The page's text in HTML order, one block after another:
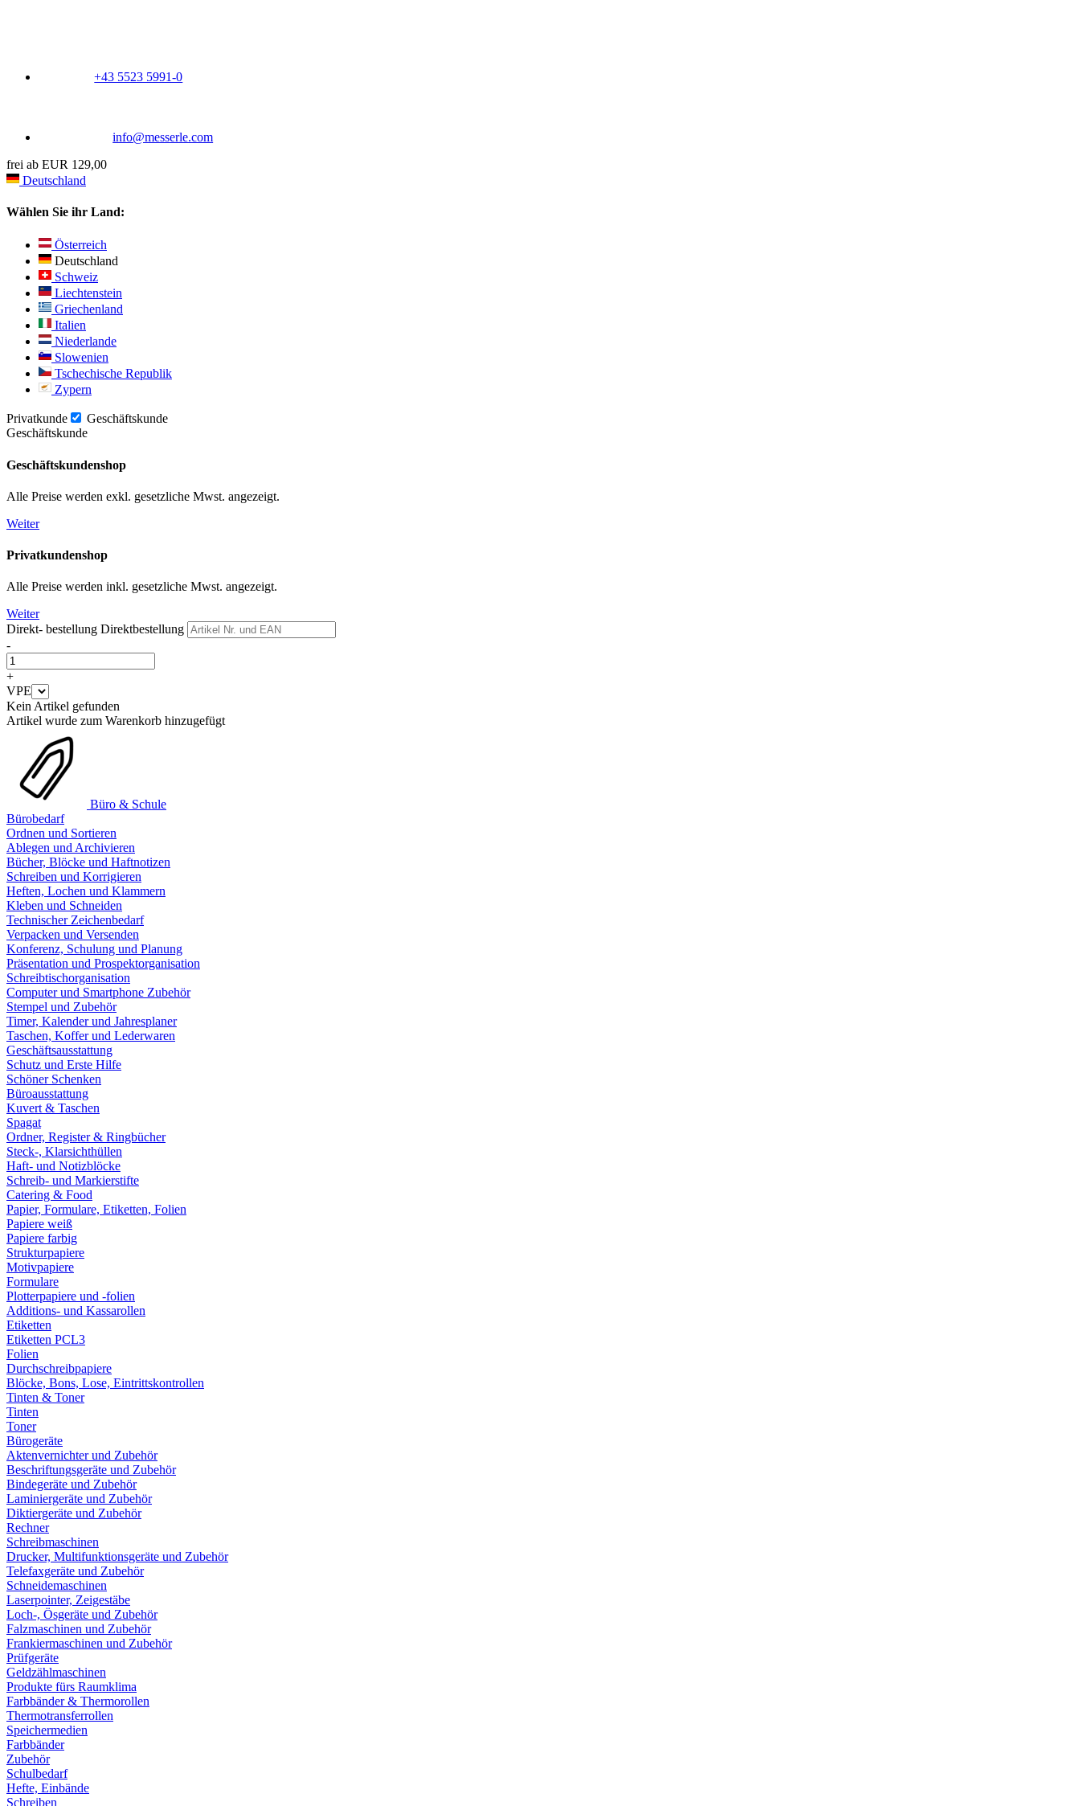
+43 5523 5991-0
info@messerle.com
frei ab EUR 129,00
Deutschland
Wählen Sie ihr Land:
Österreich
Deutschland
Schweiz
Liechtenstein
Griechenland
Italien
Niederlande
Slowenien
Tschechische Republik
Zypern
Privatkunde
Geschäftskunde
Geschäftskunde
Geschäftskundenshop
Alle Preise werden exkl. gesetzliche Mwst. angezeigt.
Weiter
Privatkundenshop
Alle Preise werden inkl. gesetzliche Mwst. angezeigt.
Weiter
Direkt- bestellung Direktbestellung
-
+
VPE
Kein Artikel gefunden
Artikel wurde zum Warenkorb hinzugefügt
Büro & Schule
Bürobedarf
Ordnen und Sortieren
Ablegen und Archivieren
Bücher, Blöcke und Haftnotizen
Schreiben und Korrigieren
Heften, Lochen und Klammern
Kleben und Schneiden
Technischer Zeichenbedarf
Verpacken und Versenden
Konferenz, Schulung und Planung
Präsentation und Prospektorganisation
Schreibtischorganisation
Computer und Smartphone Zubehör
Stempel und Zubehör
Timer, Kalender und Jahresplaner
Taschen, Koffer und Lederwaren
Geschäftsausstattung
Schutz und Erste Hilfe
Schöner Schenken
Büroausstattung
Kuvert & Taschen
Spagat
Ordner, Register & Ringbücher
Steck-, Klarsichthüllen
Haft- und Notizblöcke
Schreib- und Markierstifte
Catering & Food
Papier, Formulare, Etiketten, Folien
Papiere weiß
Papiere farbig
Strukturpapiere
Motivpapiere
Formulare
Plotterpapiere und -folien
Additions- und Kassarollen
Etiketten
Etiketten PCL3
Folien
Durchschreibpapiere
Blöcke, Bons, Lose, Eintrittskontrollen
Tinten & Toner
Tinten
Toner
Bürogeräte
Aktenvernichter und Zubehör
Beschriftungsgeräte und Zubehör
Bindegeräte und Zubehör
Laminiergeräte und Zubehör
Diktiergeräte und Zubehör
Rechner
Schreibmaschinen
Drucker, Multifunktionsgeräte und Zubehör
Telefaxgeräte und Zubehör
Schneidemaschinen
Laserpointer, Zeigestäbe
Loch-, Ösgeräte und Zubehör
Falzmaschinen und Zubehör
Frankiermaschinen und Zubehör
Prüfgeräte
Geldzählmaschinen
Produkte fürs Raumklima
Farbbänder & Thermorollen
Thermotransferrollen
Speichermedien
Farbbänder
Zubehör
Schulbedarf
Hefte, Einbände
Schreiben